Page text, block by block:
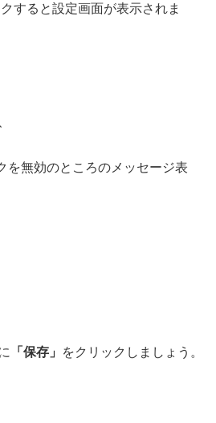
すると設定画面が表示されま
を無効のところのメッセージ表
「保存」 をクリックしましょう。